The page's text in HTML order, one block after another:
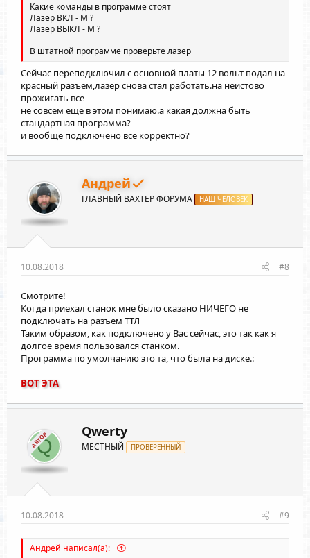
Какие команды в программе стоят
Лазер ВКЛ - М ?
Лазер ВЫКЛ - М ?
В штатной программе проверьте лазер
Сейчас переподключил с основной платы 12 вольт подал на
красный разъем,лазер снова стал работать.на неистово
прожигать все
не совсем еще в этом понимаю.а какая должна быть
стандартная программа?
и вообще подключено все корректно?
Андрей
ГЛАВНЫЙ ВАХТЕР ФОРУМА НАШ ЧЕЛОВЕК
10.08.2018 #8
Смотрите!
Когда приехал станок мне было сказано НИЧЕГО не
подключать на разъем ТТЛ
Таким образом, как подключено у Вас сейчас, это так как я
долгое время пользовался станком.
Программа по умолчанию это та, что была на диске.:
ВОТ ЭТА
АВТОР
Q
Qwerty
МЕСТНЫЙ ПРОВЕРЕННЫЙ
10.08.2018 #9
Андрей написал(а):